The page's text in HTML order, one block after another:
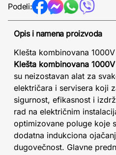
Podeli:
Opis i namena proizvoda
Klešta kombinovana
Klešta kombinovana
su neizostavan alat za
električara i servisera koji
sigurnost, efikasnost i
rad na električnim
optimizovane poluge koje
dodatna indukciona
dugovečnost. Glavne